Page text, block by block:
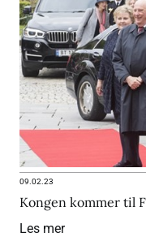
09.02.23
Kongen kommer til
Les mer